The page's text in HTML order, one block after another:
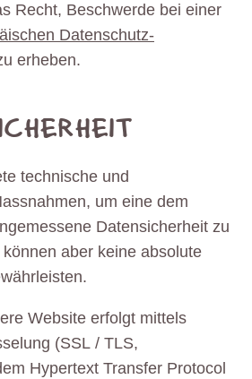
Recht, Beschwerde bei einer
Datenschutz-
erheben.
technische und
um eine dem
Datensicherheit zu
aber keine absolute
Website erfolgt mittels
(SSL / TLS,
Hypertext Transfer Protocol